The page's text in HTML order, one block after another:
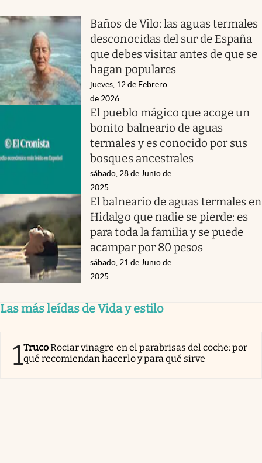
Baños de Vilo: las aguas termales
desconocidas del sur de España
que debes visitar antes de que se
hagan populares
jueves, 12 de Febrero
de 2026
El pueblo mágico que acoge un
bonito balneario de aguas
termales y es conocido por sus
bosques ancestrales
sábado, 28 de Junio de
2025
El balneario de aguas termales en
Hidalgo que nadie se pierde: es
para toda la familia y se puede
acampar por 80 pesos
sábado, 21 de Junio de
2025
Las más leídas de Vida y estilo
1TrucoRociar vinagre en el parabrisas del coche: por
qué recomiendan hacerlo y para qué sirve